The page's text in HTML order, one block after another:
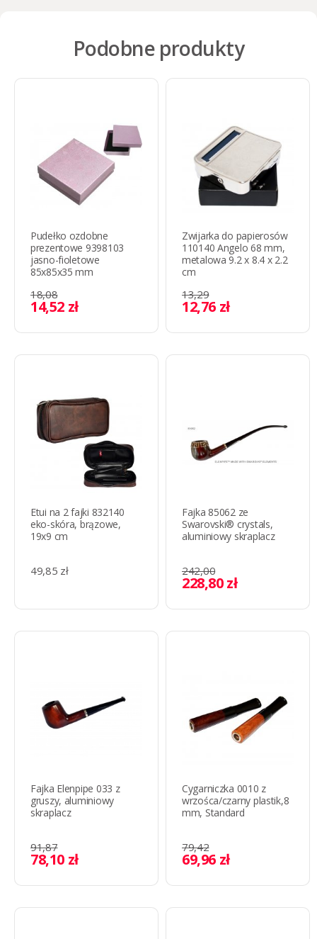
Podobne produkty
Pudełko ozdobne
prezentowe 9398103
jasno-fioletowe
85x85x35 mm
18,08
14,52 zł
Zwijarka do papierosów
110140 Angelo 68 mm,
metalowa 9.2 x 8.4 x 2.2
cm
13,29
12,76 zł
Etui na 2 fajki 832140
eko-skóra, brązowe,
19x9 cm
49,85 zł
Fajka 85062 ze
Swarovski® crystals,
aluminiowy skraplacz
242,00
228,80 zł
Fajka Elenpipe 033 z
gruszy, aluminiowy
skraplacz
91,87
78,10 zł
Cygarniczka 0010 z
wrzośca/czarny plastik,8
mm, Standard
79,42
69,96 zł